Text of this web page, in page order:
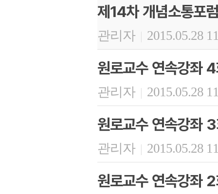
제14차 개념소통포
관리자 | 2015.05.28
원로교수 연속강좌
관리자 | 2015.05.28
원로교수 연속강좌
관리자 | 2015.05.28
원로교수 연속강좌